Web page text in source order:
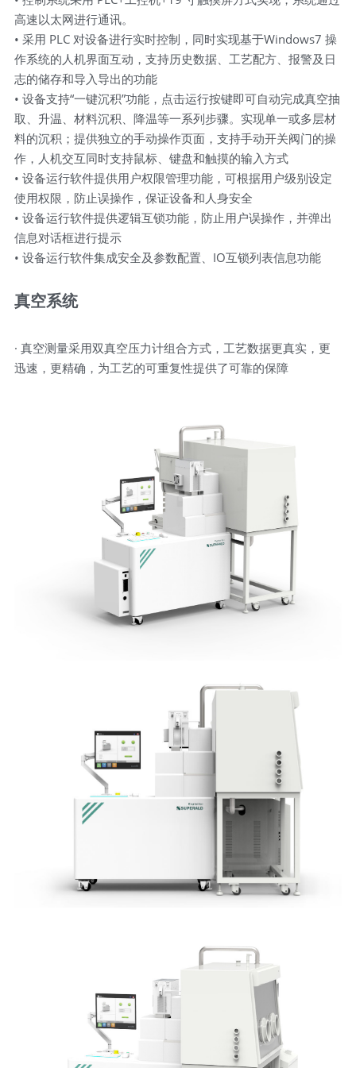
高速以太网进行通讯。
• 采用 PLC 对设备进行实时控制，同时实现基于Windows7 操
作系统的人机界面互动，支持历史数据、工艺配方、报警及日
志的储存和导入导出的功能
• 设备支持“一键沉积”功能，点击运行按键即可自动完成真空抽
取、升温、材料沉积、降温等一系列步骤。实现单一或多层材
料的沉积；提供独立的手动操作页面，支持手动开关阀门的操
作，人机交互同时支持鼠标、键盘和触摸的输入方式
• 设备运行软件提供用户权限管理功能，可根据用户级别设定
使用权限，防止误操作，保证设备和人身安全
• 设备运行软件提供逻辑互锁功能，防止用户误操作，并弹出
信息对话框进行提示
• 设备运行软件集成安全及参数配置、IO互锁列表信息功能
真空系统
· 真空测量采用双真空压力计组合方式，工艺数据更真实，更
迅速，更精确，为工艺的可重复性提供了可靠的保障